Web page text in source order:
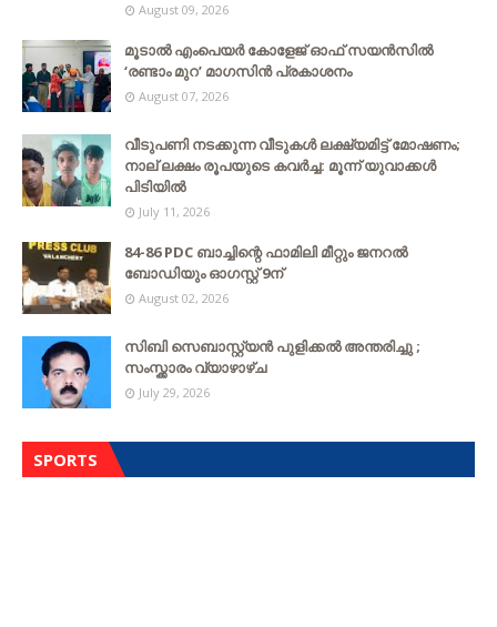
August 09, 2026
മൂടാൽ എംപെയർ കോളേജ് ഓഫ് സയൻസിൽ
‘രണ്ടാം മുറ’ മാഗസിൻ പ്രകാശനം
August 07, 2026
വീടുപണി നടക്കുന്ന വീടുകൾ ലക്ഷ്യമിട്ട് മോഷണം;
നാല് ലക്ഷം രൂപയുടെ കവർച്ച: മൂന്ന് യുവാക്കൾ
പിടിയിൽ
July 11, 2026
84-86 PDC ബാച്ചിന്റെ ഫാമിലി മീറ്റും ജനറൽ
ബോഡിയും ഓഗസ്റ്റ് 9ന്
August 02, 2026
സിബി സെബാസ്റ്റ്യന്‍ പുളിക്കല്‍ അന്തരിച്ചു ;
സംസ്ക്കാരം വ്യാഴാഴ്ച
July 29, 2026
SPORTS